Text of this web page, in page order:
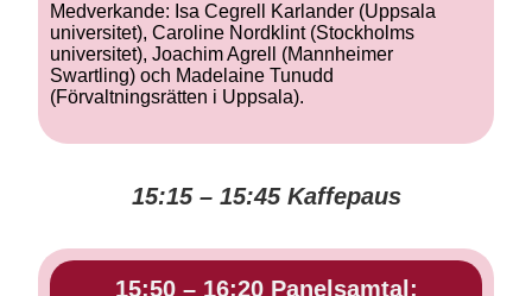
Medverkande: Isa Cegrell Karlander (Uppsala
universitet), Caroline Nordklint (Stockholms
universitet), Joachim Agrell (Mannheimer
Swartling) och Madelaine Tunudd
(Förvaltningsrätten i Uppsala).
15:15 – 15:45 Kaffepaus
15:50 – 16:20 Panelsamtal: